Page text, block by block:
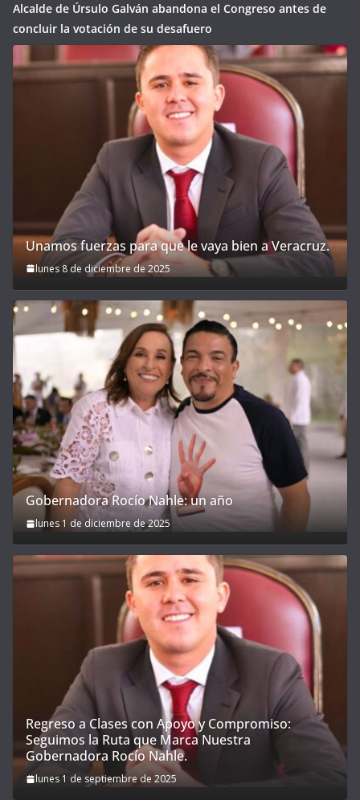
Alcalde de Úrsulo Galván abandona el Congreso antes de
concluir la votación de su desafuero
Unamos fuerzas para que le vaya bien a Veracruz.
lunes 8 de diciembre de 2025
Gobernadora Rocío Nahle: un año
lunes 1 de diciembre de 2025
Regreso a Clases con Apoyo y Compromiso:
Seguimos la Ruta que Marca Nuestra
Gobernadora Rocío Nahle.
lunes 1 de septiembre de 2025